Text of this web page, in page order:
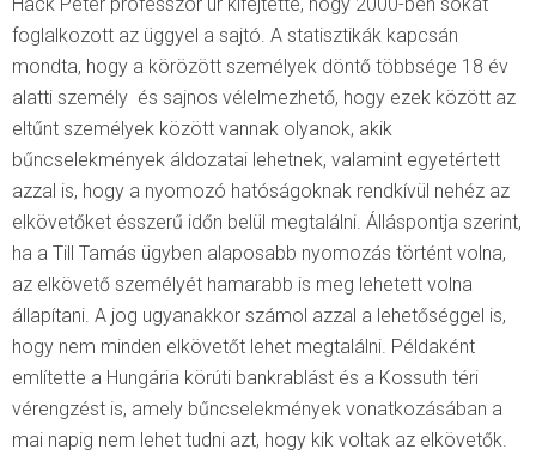
foglalkozott az üggyel a sajtó. A statisztikák kapcsán
mondta, hogy a körözött személyek döntő többsége 18 év
alatti személy és sajnos vélelmezhető, hogy ezek között az
eltűnt személyek között vannak olyanok, akik
bűncselekmények áldozatai lehetnek, valamint egyetértett
azzal is, hogy a nyomozó hatóságoknak rendkívül nehéz az
elkövetőket ésszerű időn belül megtalálni. Álláspontja szerint,
ha a Till Tamás ügyben alaposabb nyomozás történt volna,
az elkövető személyét hamarabb is meg lehetett volna
állapítani. A jog ugyanakkor számol azzal a lehetőséggel is,
hogy nem minden elkövetőt lehet megtalálni. Példaként
említette a Hungária körúti bankrablást és a Kossuth téri
vérengzést is, amely bűncselekmények vonatkozásában a
mai napig nem lehet tudni azt, hogy kik voltak az elkövetők.